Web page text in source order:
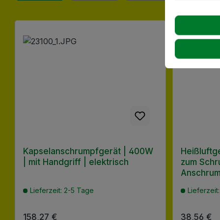
Produktgalerie überspringen
Kapselanschrumpfgerät | 400W
| mit Handgriff | elektrisch
Lieferzeit: 2-5 Tage
Regulärer Preis:
158,27 €
zum
Regulärer
38,56 €